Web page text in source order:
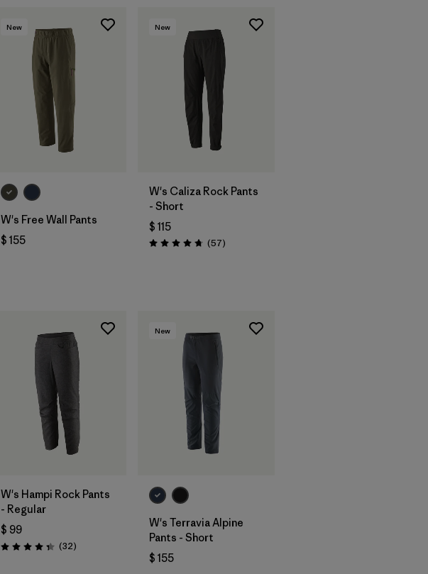
New
W's Free Wall Pants
$ 155
New
W's Caliza Rock Pants
- Short
$ 115
Valoración: 4.8 / 5
(57Comentarios
)
W's Hampi Rock Pants
- Regular
$ 99
Valoración: 4.3 / 5
(32Comentarios
)
New
W's Terravia Alpine
Pants - Short
$ 155